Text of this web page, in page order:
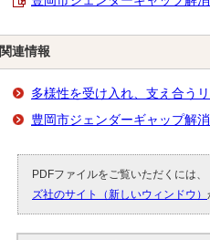
関連情報
多様性を受け入れ、支え合う
豊岡市ジェンダーギャップ解
PDFファイルをご覧いただくには
ズ社のサイト（新しいウィンドウ）